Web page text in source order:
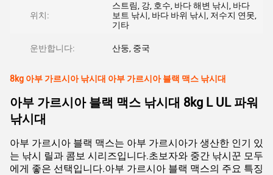
위치:
스트림, 강, 호수, 바다 해변 낚시, 바다
보트 낚시, 바다 바위 낚시, 저수지 연못,
기타
운반합니다: 산둥, 중국
8kg 아부 가르시아 낚시대 아부 가르시아 블랙 맥스 낚시대
아부 가르시아 블랙 맥스 낚시대 8kg L UL 파워
낚시대
아부 가르시아 블랙 맥스는 아부 가르시아가 생산한 인기 있
는 낚시 릴과 콤보 시리즈입니다.초보자와 중간 낚시꾼 모두
에게 좋은 선택입니다.아부 가르시아 블랙 맥스의 주요 특징